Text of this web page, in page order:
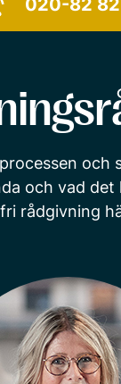
020-82
och vad
rådgivning